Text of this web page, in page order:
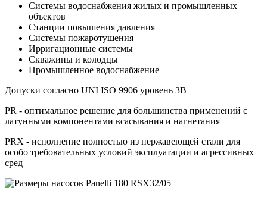
Системы водоснабжения жилых и промышленных
объектов
Станции повышения давления
Системы пожаротушения
Ирригационные системы
Скважины и колодцы
Промышленное водоснабжение
Допуски согласно UNI ISO 9906 уровень 3B
PR - оптимальное решение для большинства применений с
латунными компонентами всасывания и нагнетания
PRX - исполнение полностью из нержавеющей стали для
особо требовательных условий эксплуатации и агрессивных
сред